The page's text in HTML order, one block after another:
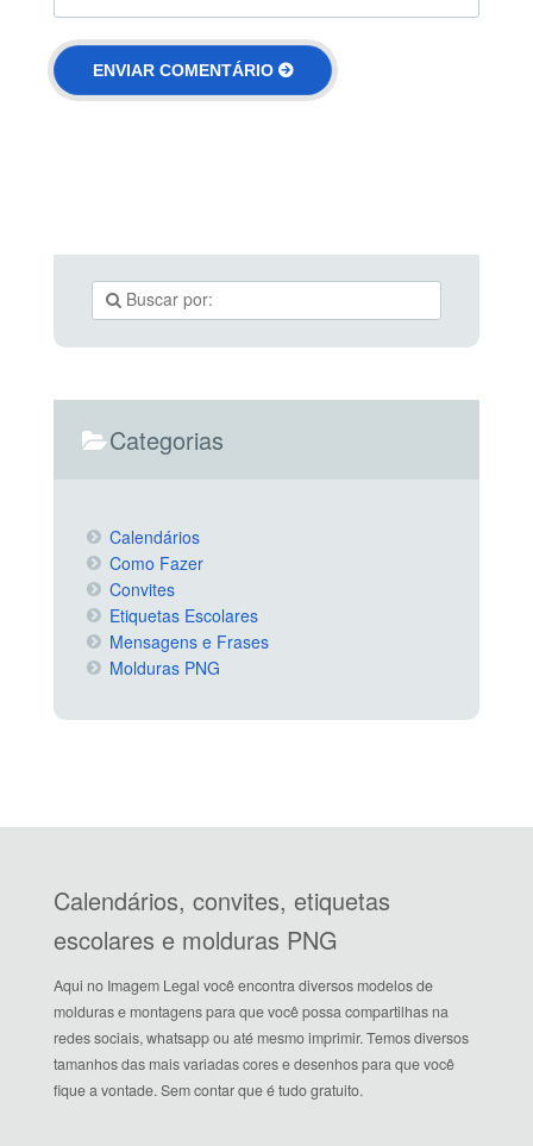
Categorias
Calendários
Como Fazer
Convites
Etiquetas Escolares
Mensagens e Frases
Molduras PNG
Calendários, convites, etiquetas
escolares e molduras PNG
Aqui no Imagem Legal você encontra diversos modelos de
molduras e montagens para que você possa compartilhas na
redes sociais, whatsapp ou até mesmo imprimir. Temos diversos
tamanhos das mais variadas cores e desenhos para que você
fique a vontade. Sem contar que é tudo gratuito.